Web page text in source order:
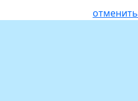
отменить